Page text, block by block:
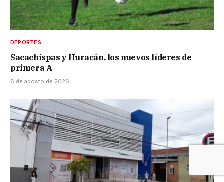
DEPORTES
Sacachispas y Huracán, los nuevos líderes de
primera A
8 de agosto de 2026